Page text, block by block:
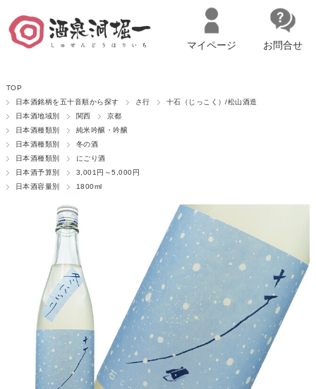
マイページへログイン カートをみる
マイページ お問合せ
TOP
日本酒銘柄を五十音順から探す
さ行
十石（じっこく）/松山酒造
日本酒地域別
関西
京都
日本酒種類別
純米吟醸・吟醸
日本酒種類別
冬の酒
日本酒種類別
にごり酒
日本酒予算別
3,001円～5,000円
日本酒容量別
1800ml